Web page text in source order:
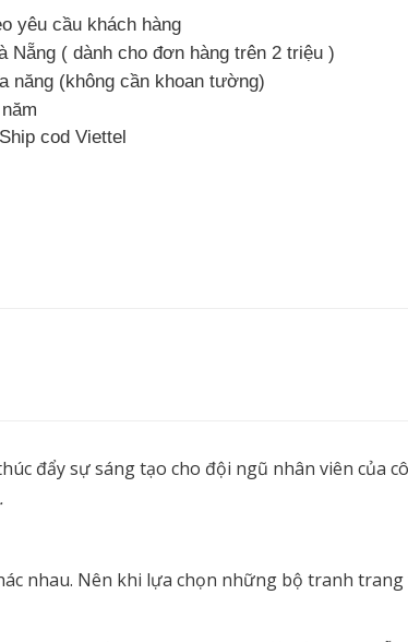
yêu cầu khách hàng
Nẵng ( dành cho đơn hàng trên 2 triệu )
năng (không cần khoan tường)
cod Viettel
đẩy sự sáng tạo cho đội ngũ nhân viên của
.
nhau. Nên khi lựa chọn những bộ tranh